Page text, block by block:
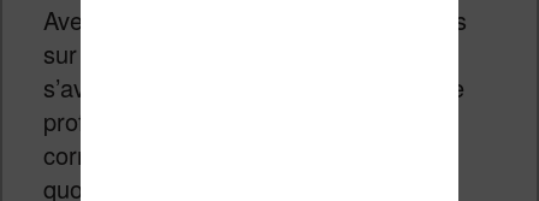
Avec la possibilité de prendre des notes
sur documents PDF, cette machine
s’avère un allié précieux dans le monde
professionnel où la relecture et la
correction de document est une tâche
quotidienne.